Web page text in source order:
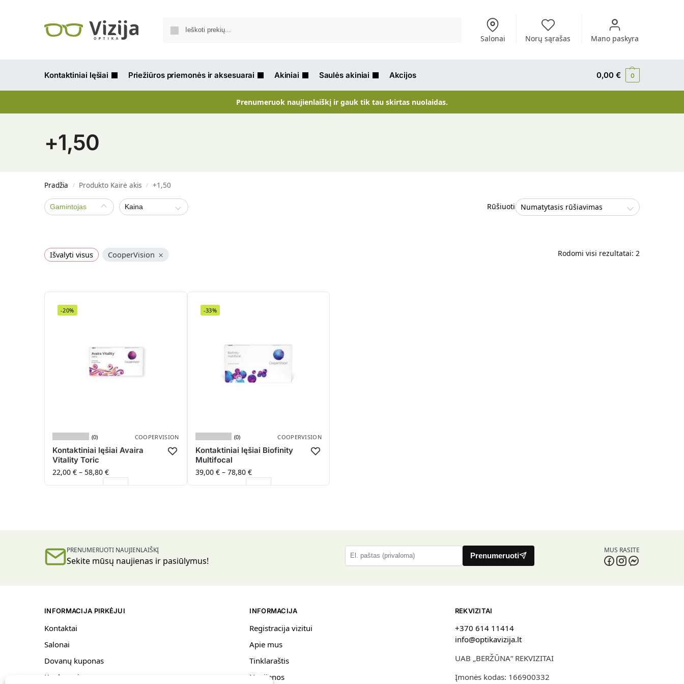
Salonai Norų sąrašas Mano paskyra
Kontaktiniai lęšiai Priežiūros priemonės ir aksesuarai Akiniai Saulės akiniai Akcijos 0,00€ 0
Prenumeruok naujienlaiškį ir gauk tik tau skirtas nuolaidas.
+1,50
Pradžia / Produkto Kairė akis / +1,50
Gamintojas Kaina Rūšiuoti Numatytasis rūšiavimas
Išvalyti visus CooperVision × Rodomi visi rezultatai: 2
-20%
(0) COOPERVISION
Kontaktiniai lęšiai Avaira
Vitality Toric
22,00 € – 58,80 €
-33%
(0) COOPERVISION
Kontaktiniai lęšiai Biofinity
Multifocal
39,00 € – 78,80 €
PRENUMERUOTI NAUJIENLAIŠKĮ
Sekite mūsų naujienas ir pasiūlymus!
l
Prenumeruoti
MUS RASITE
INFORMACIJA PIRKĖJUI
Kontaktai
Salonai
Dovanų kuponas
Konkursai
INFORMACIJA
Registracija vizitui
Apie mus
Tinklaraštis
Naujienos
REKVIZITAI
+370 614 11414
info@optikavizija.lt
UAB „BERŽŪNA“ REKVIZITAI
Įmonės kodas: 166900332